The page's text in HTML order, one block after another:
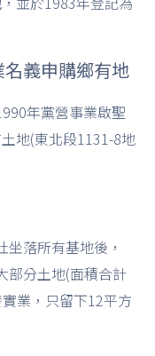
義申購鄉有地
年黨營事業啟聖
地(東北段1131-8地
落所有基地後，
部分土地(面積合計
業，只留下12平方